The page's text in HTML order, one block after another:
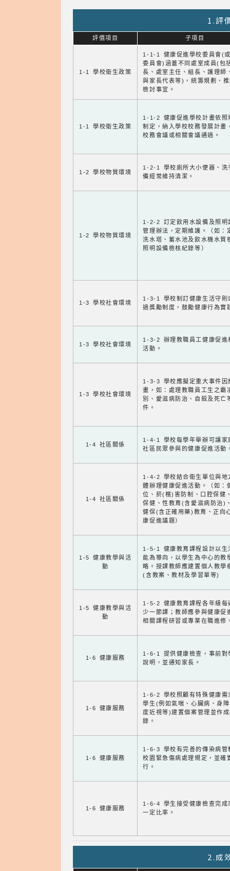
1.評
評價項目 子項目
1-1 學校衛生政策
1-1-1 健康促進學校委員會(
委員會)涵蓋不同處室成員(包
長、處室主任、組長、護理師
與家長代表等)，統籌規劃、
檢討事宜。
1-1 學校衛生政策
1-1-2 健康促進學校計畫依照
制定，納入學校校務發展計畫
校務會議或相關會議通過。
1-2 學校物質環境
1-2-1 學校廁所大小便器、洗
備經常維持清潔。
1-2 學校物質環境
1-2-2 訂定飲用水設備及照明
管理辦法，定期維護。（如：
洗水塔、蓄水池及飲水機水質
照明設備檢核紀錄等）
1-3 學校社會環境
1-3-1 學校制訂健康生活守則
過獎勵制度，鼓勵健康行為實
1-3 學校社會環境
1-3-2 辦理教職員工健康促進
活動。
1-3 學校社會環境
1-3-3 學校應擬定重大事件因
畫，如：處理教職員工生之霸
別、愛滋病防治、自殺及死亡
件。
1-4 社區關係
1-4-1 學校每學年舉辦可讓家
社區民眾參與的健康促進活動
1-4 社區關係
1-4-2 學校結合衛生單位與地
體辦理健康促進活動。（如：
位、菸(檳)害防制、口腔保健
保健、性教育(含愛滋病防治)
健保(含正確用藥)教育、正向
康促進議題）
1-5 健康教學與活
動
1-5-1 健康教育課程設計以生
能為導向，以學生為中心的教
略。授課教師應建置個人教學
(含教案、教材及學習單等)
1-5 健康教學與活
動
1-5-2 健康教育課程各年級每
少一節課；教師應參與健康促
相關課程研習或專業在職進修
1-6 健康服務
1-6-1 提供健康檢查，事前對
說明，並通知家長。
1-6 健康服務
1-6-2 學校照顧有特殊健康需
學生(例如氣喘、心臟病、身
度近視等)建置個案管理並作
錄。
1-6 健康服務
1-6-3 學校有完善的傳染病管
校園緊急傷病處理規定，並確
行。
1-6 健康服務
1-6-4 學生接受健康檢查完成
一定比率。
2.成